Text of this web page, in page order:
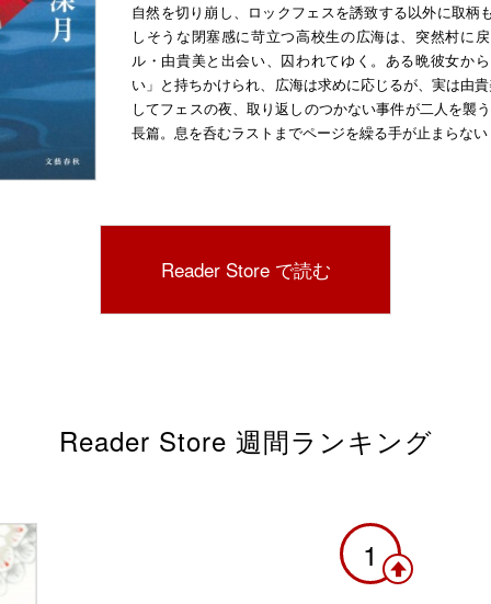
自然を切り崩し、ロックフェスを誘致する以外に取柄
しそうな閉塞感に苛立つ高校生の広海は、突然村に
ル・由貴美と出会い、囚われてゆく。ある晩彼女か
い」と持ちかけられ、広海は求めに応じるが、実は由
してフェスの夜、取り返しのつかない事件が二人を襲
長篇。息を呑むラストまでページを繰る手が止まらな
Reader Store で読む
Reader Store 週間ランキング
1